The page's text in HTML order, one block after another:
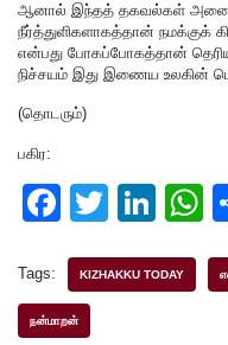
ஆனால் இந்தத் தகவல்கள்
நீர்த்துளிகளாகத்தான் நமக்குக்
என்பது போகப்போகத்தான்
நிச்சயம் இது இணைய உலகின்
(தொடரும்)
பகிர:
F
c
e
T
tt
Li
k
Tags: KIZHAKKU TODAY
நன்மாறன்